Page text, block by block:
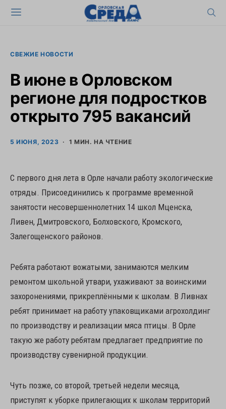
СВЕЖИЕ НОВОСТИ
В июне в Орловском
регионе для подростков
открыто 795 вакансий
5 ИЮНЯ, 2023 1 МИН. НА ЧТЕНИЕ
С первого дня лета в Орле начали работу экологические
отряды. Присоединились к программе временной
занятости несовершеннолетних 14 школ Мценска,
Ливен, Дмитровского, Болховского, Кромского,
Залегощенского районов.
Ребята работают вожатыми, занимаются мелким
ремонтом школьной утвари, ухаживают за воинскими
захоронениями, прикреплёнными к школам. В Ливнах
ребят принимает на работу упаковщиками агрохолдинг
по производству и реализации мяса птицы. В Орле
такую же работу ребятам предлагает предприятие по
производству сувенирной продукции.
Чуть позже, со второй, третьей недели месяца,
приступят к уборке прилегающих к школам территорий